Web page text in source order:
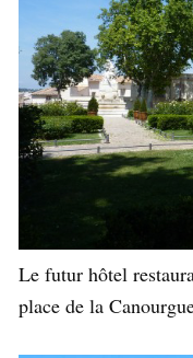
Le futur hôtel
place de la